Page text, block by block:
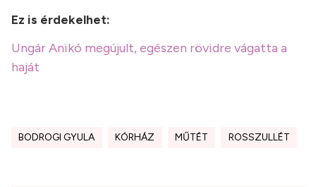
Ez is érdekelhet:
Ungár Anikó megújult, egészen rövidre vágatta a
haját
BODROGI GYULA KÓRHÁZ MŰTÉT ROSSZULLÉT